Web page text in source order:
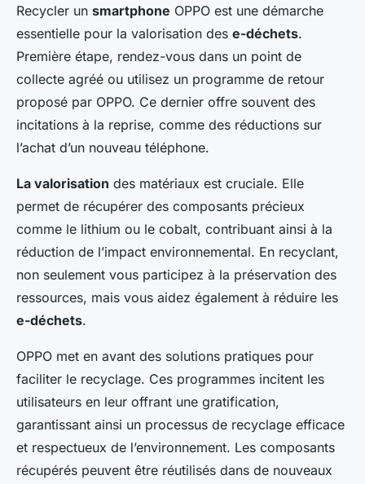
Recycler un smartphone OPPO est une démarche
essentielle pour la valorisation des e-déchets.
Première étape, rendez-vous dans un point de
collecte agréé ou utilisez un programme de retour
proposé par OPPO. Ce dernier offre souvent des
incitations à la reprise, comme des réductions sur
l’achat d’un nouveau téléphone.
La valorisation des matériaux est cruciale. Elle
permet de récupérer des composants précieux
comme le lithium ou le cobalt, contribuant ainsi à la
réduction de l’impact environnemental. En recyclant,
non seulement vous participez à la préservation des
ressources, mais vous aidez également à réduire les
e-déchets.
OPPO met en avant des solutions pratiques pour
faciliter le recyclage. Ces programmes incitent les
utilisateurs en leur offrant une gratification,
garantissant ainsi un processus de recyclage efficace
et respectueux de l’environnement. Les composants
récupérés peuvent être réutilisés dans de nouveaux